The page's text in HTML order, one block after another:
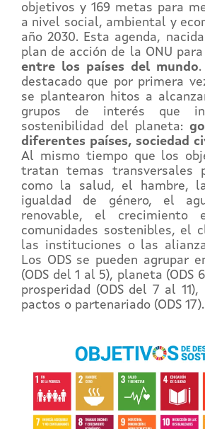
objetivos y 169 metas para
a nivel social, ambiental y
año 2030. Esta agenda,
plan de acción de la ONU
entre los países del mundo
destacado que por primera
se plantearon hitos a
grupos de interés que
sostenibilidad del planeta:
diferentes países, sociedad
Al mismo tiempo que los
tratan temas transversales
como la salud, el hambre,
igualdad de género, el
renovable, el crecimiento
comunidades sostenibles, el
las instituciones o las
Los ODS se pueden agrupar
(ODS del 1 al 5), planeta (ODS
prosperidad (ODS del 7 al
pactos o partenariado (ODS 17).